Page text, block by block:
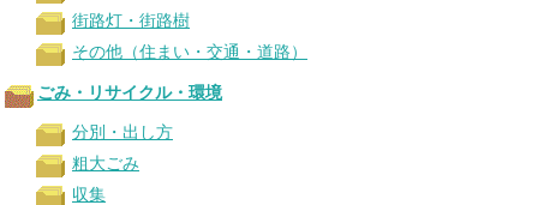
街路灯・街路樹
その他（住まい・交通・道路）
ごみ・リサイクル・環境
分別・出し方
粗大ごみ
収集